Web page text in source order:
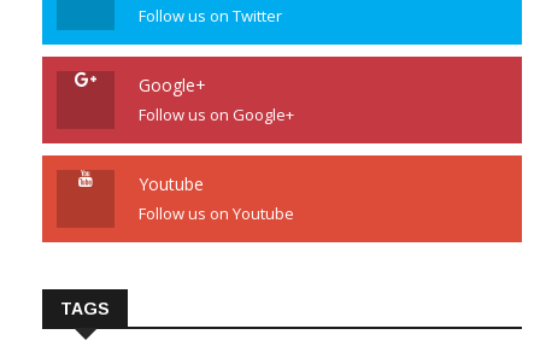
Follow us on Twitter
Google+
Follow us on Google+
Youtube
Follow us on Youtube
TAGS